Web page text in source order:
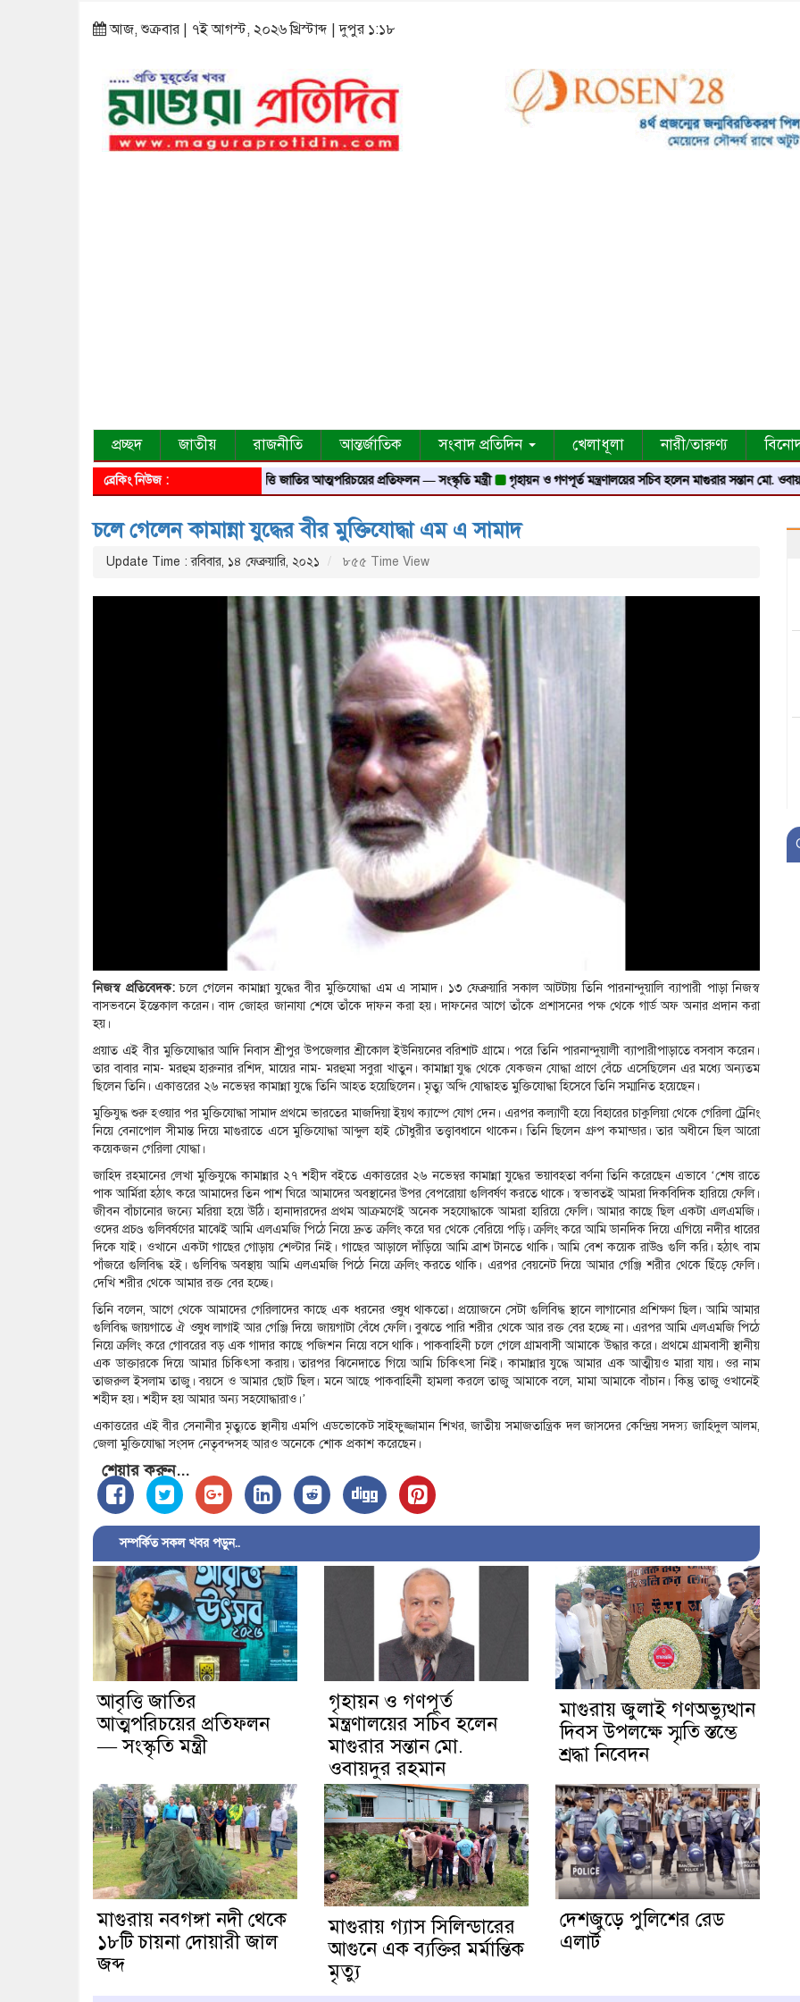
আজ, শুক্রবার | ৭ই আগস্ট, ২০২৬ খ্রিস্টাব্দ | দুপুর ১:১৮
প্রচ্ছদ জাতীয় রাজনীতি আন্তর্জাতিক সংবাদ প্রতিদিন খেলাধূলা নারী/তারুণ্য
ব্রেকিং নিউজ : আবৃত্তি জাতির আত্মপরিচয়ের প্রতিফলন — সংস্কৃতি মন্ত্রী গৃহায়ন ও গণপূর্ত মন্ত্রণালয়ের সচিব হলেন মাগুরার সন্তান মো. ওবায়দুর
চলে গেলেন কামান্না যুদ্ধের বীর মুক্তিযোদ্ধা এম এ সামাদ
Update Time : রবিবার, ১৪ ফেব্রুয়ারি, ২০২১ ৮৫৫ Time View
নিজস্ব প্রতিবেদক:চলে গেলেন কামান্না যুদ্ধের বীর মুক্তিযোদ্ধা এম এ সামাদ। ১৩ ফেব্রুয়ারি সকাল আটটায় তিনি পারনান্দুয়ালি ব্যাপারী পাড়া নিজস্ব
বাসভবনে ইন্তেকাল করেন। বাদ জোহর জানাযা শেষে তাঁকে দাফন করা হয়। দাফনের আগে তাঁকে প্রশাসনের পক্ষ থেকে গার্ড অফ অনার প্রদান করা
হয়।
প্রয়াত এই বীর মুক্তিযোদ্ধার আদি নিবাস শ্রীপুর উপজেলার শ্রীকোল ইউনিয়নের বরিশাট গ্রামে। পরে তিনি পারনান্দুয়ালী ব্যাপারীপাড়াতে বসবাস করেন।
তার বাবার নাম- মরহুম হারুনার রশিদ, মায়ের নাম- মরহুমা সবুরা খাতুন। কামান্না যুদ্ধ থেকে যেকজন যোদ্ধা প্রাণে বেঁচে এসেছিলেন এর মধ্যে অন্যতম
ছিলেন তিনি। একাত্তরের ২৬ নভেম্বর কামান্না যুদ্ধে তিনি আহত হয়েছিলেন। মৃত্যু অব্দি যোদ্ধাহত মুক্তিযোদ্ধা হিসেবে তিনি সম্মানিত হয়েছেন।
মুক্তিযুদ্ধ শুরু হওয়ার পর মুক্তিযোদ্ধা সামাদ প্রথমে ভারতের মাজদিয়া ইয়থ ক্যাম্পে যোগ দেন। এরপর কল্যাণী হয়ে বিহারের চাকুলিয়া থেকে গেরিলা ট্রেনিং
নিয়ে বেনাপোল সীমান্ত দিয়ে মাগুরাতে এসে মুক্তিযোদ্ধা আব্দুল হাই চৌধুরীর তত্ত্বাবধানে থাকেন। তিনি ছিলেন গ্রুপ কমান্ডার। তার অধীনে ছিল আরো
কয়েকজন গেরিলা যোদ্ধা।
জাহিদ রহমানের লেখা মুক্তিযুদ্ধে কামান্নার ২৭ শহীদ বইতে একাত্তরের ২৬ নভেম্বর কামান্না যুদ্ধের ভয়াবহতা বর্ণনা তিনি করেছেন এভাবে ‘শেষ রাতে
পাক আর্মিরা হঠাৎ করে আমাদের তিন পাশ ঘিরে আমাদের অবস্থানের উপর বেপরোয়া গুলিবর্ষণ করতে থাকে। স্বভাবতই আমরা দিকবিদিক হারিয়ে ফেলি।
জীবন বাঁচানোর জন্যে মরিয়া হয়ে উঠি। হানাদারদের প্রথম আক্রমণেই অনেক সহযোদ্ধাকে আমরা হারিয়ে ফেলি। আমার কাছে ছিল একটা এলএমজি।
ওদের প্রচণ্ড গুলিবর্ষণের মাঝেই আমি এলএমজি পিঠে নিয়ে দ্রুত ক্রলিং করে ঘর থেকে বেরিয়ে পড়ি। ক্রলিং করে আমি ডানদিক দিয়ে এগিয়ে নদীর ধারের
দিকে যাই। ওখানে একটা গাছের গোড়ায় শেল্টার নিই। গাছের আড়ালে দাঁড়িয়ে আমি ব্রাশ টানতে থাকি। আমি বেশ কয়েক রাউণ্ড গুলি করি। হঠাৎ বাম
পাঁজরে গুলিবিদ্ধ হই। গুলিবিদ্ধ অবস্থায় আমি এলএমজি পিঠে নিয়ে ক্রলিং করতে থাকি। এরপর বেয়নেট দিয়ে আমার গেঞ্জি শরীর থেকে ছিঁড়ে ফেলি।
দেখি শরীর থেকে আমার রক্ত বের হচ্ছে।
তিনি বলেন, আগে থেকে আমাদের গেরিলাদের কাছে এক ধরনের ওষুধ থাকতো। প্রয়োজনে সেটা গুলিবিদ্ধ স্থানে লাগানোর প্রশিক্ষণ ছিল। আমি আমার
গুলিবিদ্ধ জায়গাতে ঐ ওষুধ লাগাই আর গেঞ্জি দিয়ে জায়গাটা বেঁধে ফেলি। বুঝতে পারি শরীর থেকে আর রক্ত বের হচ্ছে না। এরপর আমি এলএমজি পিঠে
নিয়ে ক্রলিং করে গোবরের বড় এক গাদার কাছে পজিশন নিয়ে বসে থাকি। পাকবাহিনী চলে গেলে গ্রামবাসী আমাকে উদ্ধার করে। প্রথমে গ্রামবাসী স্থানীয়
এক ডাক্তারকে দিয়ে আমার চিকিৎসা করায়। তারপর ঝিনেদাতে গিয়ে আমি চিকিৎসা নিই। কামান্নার যুদ্ধে আমার এক আত্মীয়ও মারা যায়। ওর নাম
তাজরুল ইসলাম তাজু। বয়সে ও আমার ছোট ছিল। মনে আছে পাকবাহিনী হামলা করলে তাজু আমাকে বলে, মামা আমাকে বাঁচান। কিন্তু তাজু ওখানেই
শহীদ হয়। শহীদ হয় আমার অন্য সহযোদ্ধারাও।’
একাত্তরের এই বীর সেনানীর মৃত্যুতে স্থানীয় এমপি এডভোকেট সাইফুজ্জামান শিখর, জাতীয় সমাজতান্ত্রিক দল জাসদের কেন্দ্রিয় সদস্য জাহিদুল আলম,
জেলা মুক্তিযোদ্ধা সংসদ নেতৃবন্দসহ আরও অনেকে শোক প্রকাশ করেছেন।
শেয়ার করুন...
সম্পর্কিত সকল খবর পড়ুন..
আবৃত্তি জাতির
আত্মপরিচয়ের প্রতিফলন
— সংস্কৃতি মন্ত্রী
গৃহায়ন ও গণপূর্ত
মন্ত্রণালয়ের সচিব হলেন
মাগুরার সন্তান মো.
ওবায়দুর রহমান
মাগুরায় জুলাই গণঅভ্যুত্থান
দিবস উপলক্ষে স্মৃতি স্তম্ভে
শ্রদ্ধা নিবেদন
মাগুরায় নবগঙ্গা নদী থেকে
১৮টি চায়না দোয়ারী জাল
জব্দ
মাগুরায় গ্যাস সিলিন্ডারের
আগুনে এক ব্যক্তির মর্মান্তিক
মৃত্যু
দেশজুড়ে পুলিশের রেড
এলার্ট